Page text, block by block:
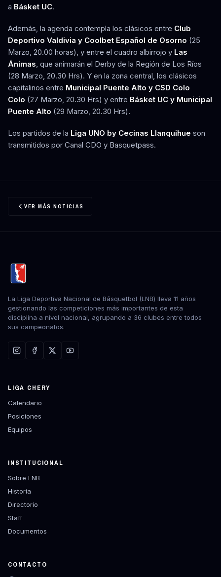
a Básket UC.
Además, la agenda contempla los clásicos entre Club
Deportivo Valdivia y Coolbet Español de Osorno (25
Marzo, 20.00 horas), y entre el cuadro albirrojo y Las
Ánimas, que animarán el Derby de la Región de Los Ríos
(28 Marzo, 20.30 Hrs). Y en la zona central, los clásicos
capitalinos entre Municipal Puente Alto y CSD Colo
Colo (27 Marzo, 20.30 Hrs) y entre Básket UC y Municipal
Puente Alto (29 Marzo, 20.30 Hrs).
Los partidos de la Liga UNO by Cecinas Llanquihue son
transmitidos por Canal CDO y Basquetpass.
VER MÁS NOTICIAS
La Liga Deportiva Nacional de Básquetbol (LNB) lleva 11 años
gestionando las competiciones más importantes de esta
disciplina a nivel nacional, agrupando a 36 clubes entre todos
sus campeonatos.
LIGA CHERY
Calendario
Posiciones
Equipos
INSTITUCIONAL
Sobre LNB
Historia
Directorio
Staff
Documentos
CONTACTO